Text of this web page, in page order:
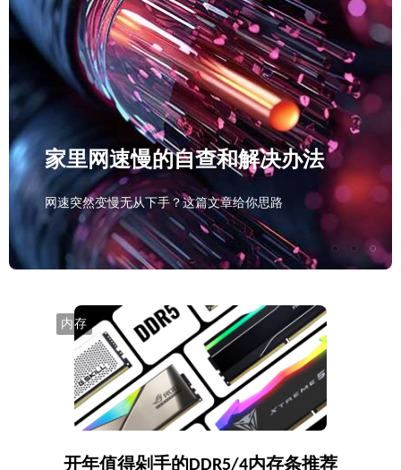
电脑城收998的，电脑开不了机自
救指南
电脑开不了机，一篇文章解决所有问题
家里网速慢的自查和解决办法
网速突然变慢无从下手？这篇文章给你思路
内存
开年值得剁手的DDR5/4内存条推荐